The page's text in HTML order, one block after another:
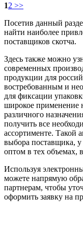
12 >>
Посетив данный
найти наиболее
поставщиков скотча.
Здесь также можно
современных
продукции для
востребованным и
для фиксации
широкое применение
различного
получить все
ассортименте. Такой
выбора поставщика,
оптом в тех объемах,
Используя
можете напрямую
партнерам, чтобы
оформить заявку на